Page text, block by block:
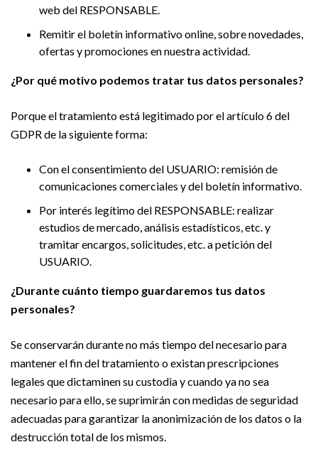
web del RESPONSABLE.
Remitir el boletín informativo online, sobre novedades,
ofertas y promociones en nuestra actividad.
¿Por qué motivo podemos tratar tus datos personales?
Porque el tratamiento está legitimado por el artículo 6 del
GDPR de la siguiente forma:
Con el consentimiento del USUARIO: remisión de
comunicaciones comerciales y del boletín informativo.
Por interés legítimo del RESPONSABLE: realizar
estudios de mercado, análisis estadísticos, etc. y
tramitar encargos, solicitudes, etc. a petición del
USUARIO.
¿Durante cuánto tiempo guardaremos tus datos
personales?
Se conservarán durante no más tiempo del necesario para
mantener el fin del tratamiento o existan prescripciones
legales que dictaminen su custodia y cuando ya no sea
necesario para ello, se suprimirán con medidas de seguridad
adecuadas para garantizar la anonimización de los datos o la
destrucción total de los mismos.